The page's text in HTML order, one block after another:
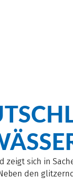
zeigt sich in
den